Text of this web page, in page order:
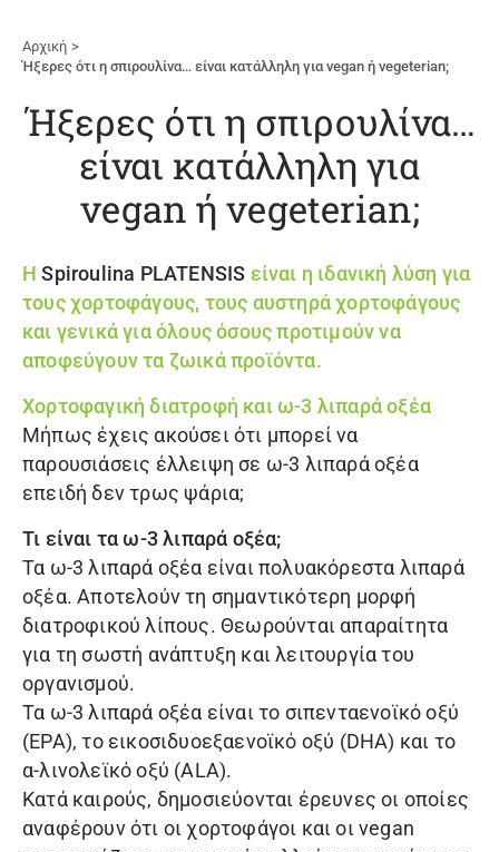
Αρχική
Ήξερες ότι η σπιρουλίνα… είναι κατάλληλη για vegan ή vegeterian;
Ήξερες ότι η σπιρουλίνα…
είναι κατάλληλη για
vegan ή vegeterian;
ΗSpiroulina PLATENSIS είναι η ιδανική λύση για
τους χορτοφάγους, τους αυστηρά χορτοφάγους
και γενικά για όλους όσους προτιμούν να
αποφεύγουν τα ζωικά προϊόντα.
Χορτοφαγική διατροφή και ω-3 λιπαρά οξέα
Μήπως έχεις ακούσει ότι μπορεί να
παρουσιάσεις έλλειψη σε ω-3 λιπαρά οξέα
επειδή δεν τρως ψάρια;
Τι είναι τα ω-3 λιπαρά οξέα;
Τα ω-3 λιπαρά οξέα είναι πολυακόρεστα λιπαρά
οξέα. Αποτελούν τη σημαντικότερη μορφή
διατροφικού λίπους. Θεωρούνται απαραίτητα
για τη σωστή ανάπτυξη και λειτουργία του
οργανισμού.
Τα ω-3 λιπαρά οξέα είναι το σιπενταενοϊκό οξύ
(ΕΡΑ), το εικοσιδυοεξαενοϊκό οξύ (DHA) και το
α-λινολεϊκό οξύ (ALA).
Κατά καιρούς, δημοσιεύονται έρευνες οι οποίες
αναφέρουν ότι οι χορτοφάγοι και οι vegan